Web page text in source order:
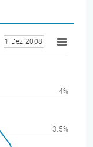
1 Dez 2008
3.5%
4%